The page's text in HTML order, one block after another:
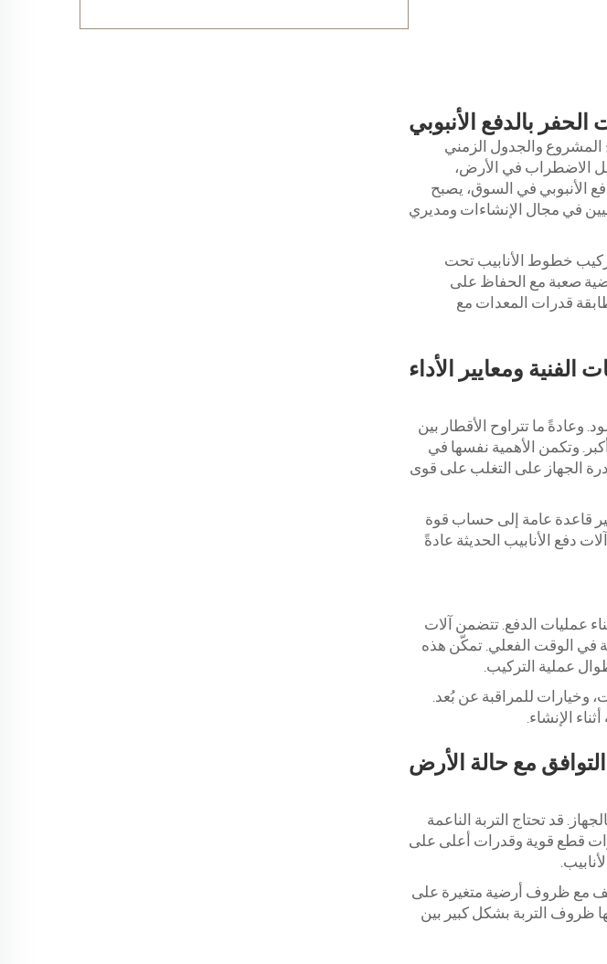
الحفر بالدفع الأنبوبي
والجدول الزمني
الاضطراب في الأرض،
الأنبوبي في السوق، يصبح
في مجال الإنشاءات ومديري
خطوط الأنابيب تحت
صعبة مع الحفاظ على
قدرات المعدات مع
الفنية ومعايير الأداء
وعادةً ما تتراوح الأقطار بين
أكبر. وتكمن الأهمية نفسها في
الجهاز على التغلب على قوى
قاعدة عامة إلى حساب قوة
دفع الأنابيب الحديثة عادةً
عمليات الدفع. تتضمن آلات
في الوقت الفعلي. تمكّن هذه
عملية التركيب.
وخيارات للمراقبة عن بُعد.
الإنشاء.
التوافق مع حالة الأرض
قد تحتاج التربة الناعمة
قطع قوية وقدرات أعلى على
مع ظروف أرضية متغيرة على
ظروف التربة بشكل كبير بين